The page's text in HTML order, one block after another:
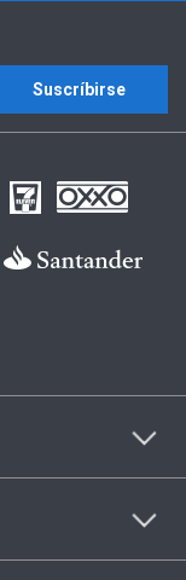
Suscríbirse